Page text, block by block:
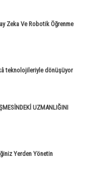
Zeka Ve Robotik Öğrenme
teknolojileriyle dönüşüyor
UZMANLIĞINI
Yerden Yönetin